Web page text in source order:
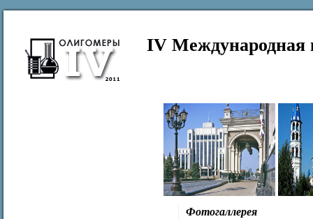
IV Международная
Фотогаллерея